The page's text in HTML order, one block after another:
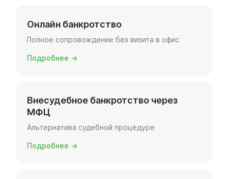
Онлайн банкротство
Полное сопровождение без визита в офис
Подробнее →
Внесудебное банкротство через
МФЦ
Альтернатива судебной процедуре
Подробнее →